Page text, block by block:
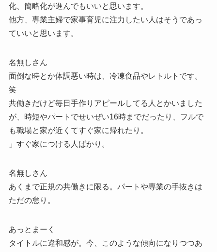
化、簡略化が進んでもいいと思います。
他方、専業主婦で家事育児に注力したい人はそうであっ
ていいと思います。
名無しさん
面倒な時とか体調悪い時は、冷凍食品やレトルトです。
笑
共働きだけど毎日手作りアピールしてる人とかいました
が、時短やパートでせいぜい16時までだったり、フルで
も職場と家が近くてすぐ家に帰れたり。
」すぐ家につける人ばかり。
名無しさん
あくまで正規の共働きに限る。パートや専業の手抜きは
ただの怠り。
あっとまーく
タイトルに違和感が。今、このような傾向になりつつあ